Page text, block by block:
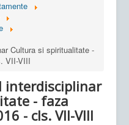
Cultura si spiritualitate -
VII-VIII
interdisciplinar
- faza
- cls. VII-VIII